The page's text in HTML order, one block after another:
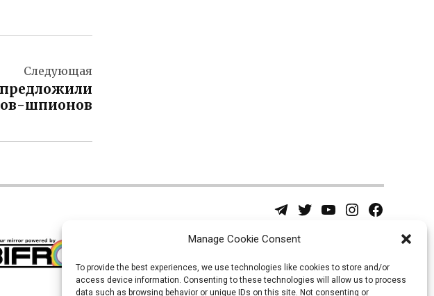
Manage Cookie Consent
To provide the best experiences, we use technologies like cookies to store and/or
access device information. Consenting to these technologies will allow us to process
data such as browsing behavior or unique IDs on this site. Not consenting or
Следующая
шпионов
Telegram
Twitter
Username
YouTubeInstagram
Facebook